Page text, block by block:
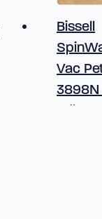
Bissell
Vac
3898N